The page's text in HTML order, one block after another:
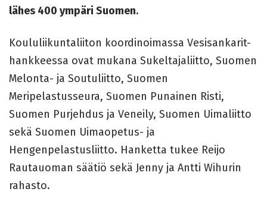
lähes 400 ympäri Suomen.
Koululiikuntaliiton koordinoimassa Vesisankarit-
hankkeessa ovat mukana Sukeltajaliitto, Suomen
Melonta- ja Soutuliitto, Suomen
Meripelastusseura, Suomen Punainen Risti,
Suomen Purjehdus ja Veneily, Suomen Uimaliitto
sekä Suomen Uimaopetus- ja
Hengenpelastusliitto. Hanketta tukee Reijo
Rautauoman säätiö sekä Jenny ja Antti Wihurin
rahasto.